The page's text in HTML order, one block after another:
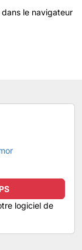
le navigateur
logiciel de